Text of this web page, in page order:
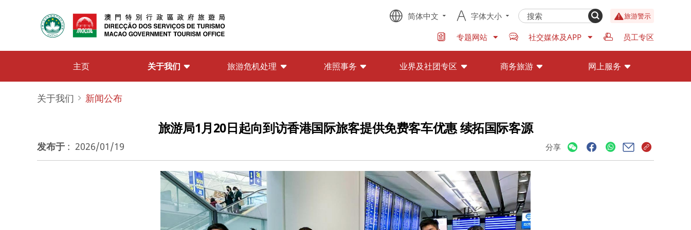
简体中文 字体大小 旅游警示
专题网站 社交媒体及APP 员工专区
主页 关于我们 旅游危机处理 准照事务 业界及社团专区 商务旅游 网上服务
关于我们 新闻公布
旅游局1月20日起向到访香港国际旅客提供免费客车优惠 续拓国际客源
发布于 : 2026/01/19 分享